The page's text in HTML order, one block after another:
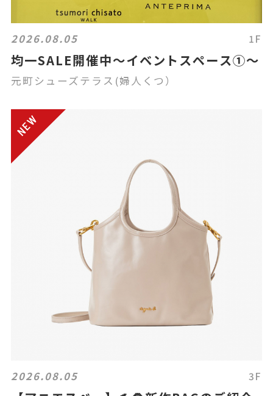
2026.08.05 1F
均一SALE開催中〜イベントスペース①〜
元町シューズテラス(婦人くつ）
2026.08.05 3F